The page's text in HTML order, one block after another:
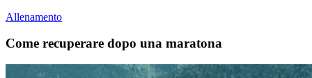
Allenamento
Come recuperare dopo una maratona